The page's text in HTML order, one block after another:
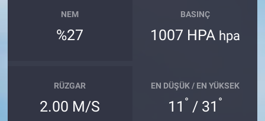
NEM
%27
BASINÇ
1007 HPA hpa
RÜZGAR
2.00 M/S
EN DÜŞÜK / EN YÜKSEK
11 ° / 31 °